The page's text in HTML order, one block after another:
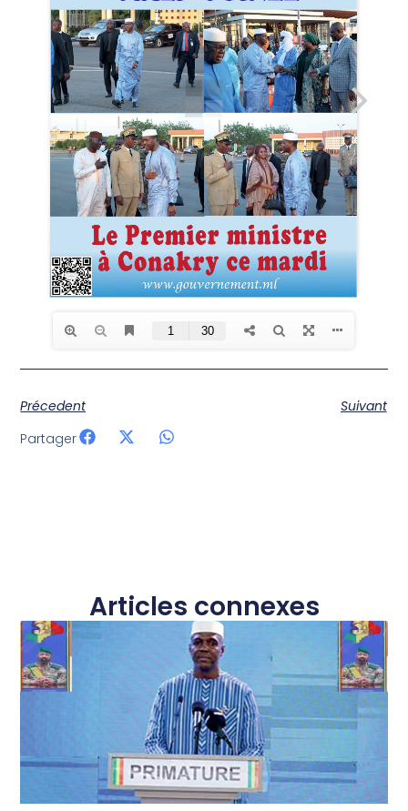
Précedent
Suivant
Partager
Articles connexes